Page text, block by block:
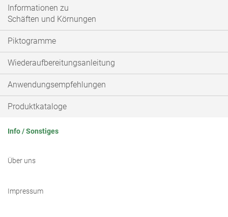
Informationen zu
Schäften und Körnungen
Piktogramme
Wiederaufbereitungsanleitung
Anwendungsempfehlungen
Produktkataloge
Info / Sonstiges
Über uns
Impressum